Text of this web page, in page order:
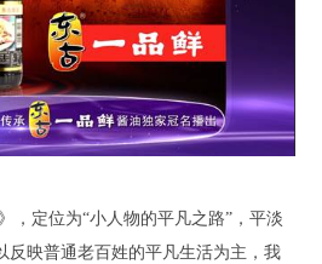
，定位为“小人物的平凡之路”，平淡
反映普通老百姓的平凡生活为主，我